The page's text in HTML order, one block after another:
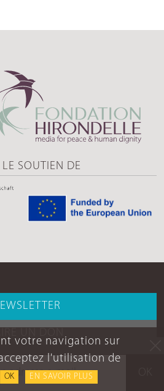
votre navigation sur
l'utilisation de
OK EN SAVOIR PLUS
LE SOUTIEN DE
NOUS
CONTACTER